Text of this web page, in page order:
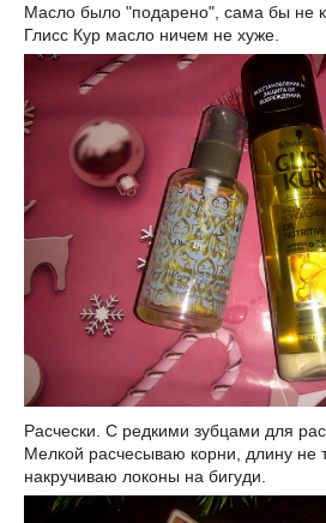
Масло было "подарено", сама бы не
Глисс Кур масло ничем не хуже.
Расчески. С редкими зубцами для
Мелкой расчесываю корни, длину не
накручиваю локоны на бигуди.